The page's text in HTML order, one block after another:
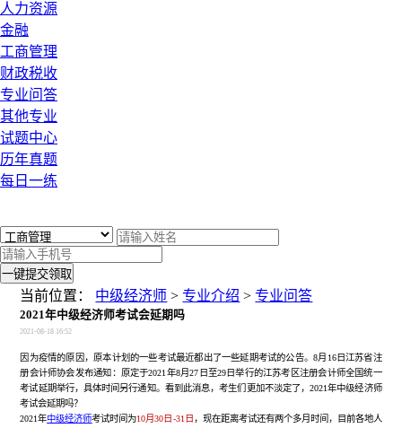
人力资源
金融
工商管理
财政税收
专业问答
其他专业
试题中心
历年真题
每日一练
一键提交领取
当前位置： 中级经济师 >专业介绍 >专业问答
2021年中级经济师考试会延期吗
2021-08-18 16:52
因为疫情的原因，原本计划的一些考试最近都出了一些延期考试的公告。8月16日江苏省注
册会计师协会发布通知 ： 原定于2021年8月27日至29日举行的江苏考区注册会计师全国统一
考试延期举行，具体时间另行通知。 看到此消息，考生们更加不淡定了，2021年中级经济师
考试会延期吗？
2021年中级经济师考试时间为10月30日-31日 ，现在距离考试还有两个多月时间，目前各地人